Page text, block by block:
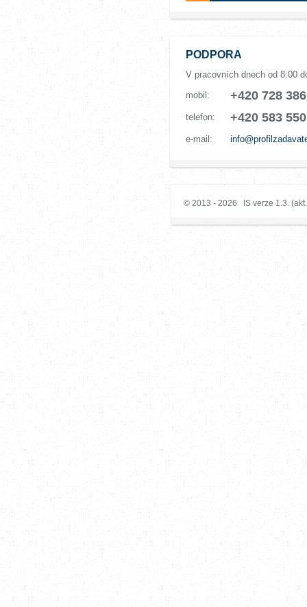
PODPORA
V pracovních dnech od 8:00
mobil:
+420 728
telefon: +420 583
e-mail:
© 2013 - 2026 IS verze 1.3.